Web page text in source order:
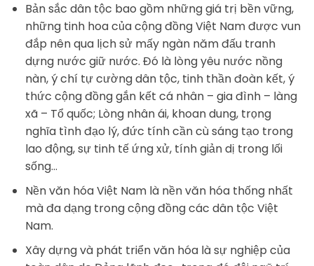
Bản sắc dân tộc bao gồm những giá trị bền vững,
những tinh hoa của cộng đồng Việt Nam được vun
đắp nên qua lịch sử mấy ngàn năm đấu tranh
dựng nước giữ nước. Đó là lòng yêu nước nồng
nàn, ý chí tự cường dân tộc, tinh thần đoàn kết, ý
thức cộng đồng gắn kết cá nhân – gia đình – làng
xã – Tổ quốc; Lòng nhân ái, khoan dung, trọng
nghĩa tình đạo lý, đức tính cần cù sáng tạo trong
lao động, sự tinh tế ứng xử, tính giản dị trong lối
sống…
Nền văn hóa Việt Nam là nền văn hóa thống nhất
mà đa dạng trong cộng đồng các dân tộc Việt
Nam.
Xây dựng và phát triển văn hóa là sự nghiệp của